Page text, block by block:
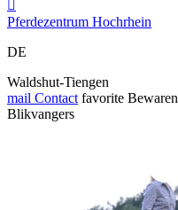

Pferdezentrum Hochrhein
DE
Waldshut-Tiengen
mail Contact favorite Bewaren
Blikvangers